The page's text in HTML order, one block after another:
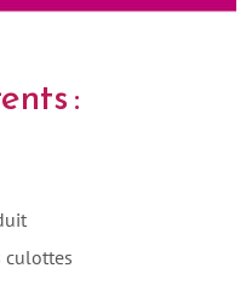
:
culottes